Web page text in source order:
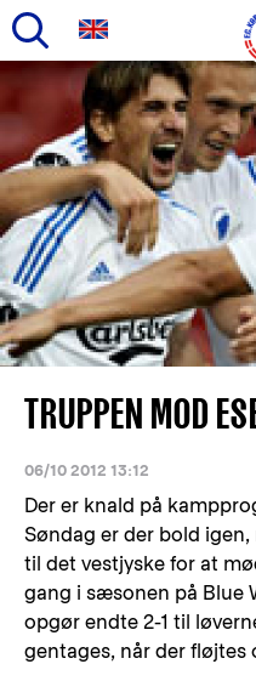
Gå
hovedindhold
Primær
navigation
TRUPPEN MOD
06/10 2012 13:12
Der er knald på
Søndag er der bold
til det vestjyske for at
gang i sæsonen på Blue
opgør endte 2-1 til
gentages, når der fløjtes